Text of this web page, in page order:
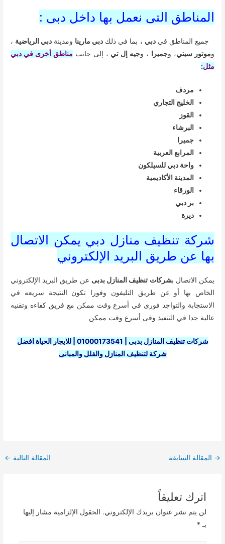
المناطق التى نعمل بها داخل دبى :
جميع المناطق فيدبي ، بما في ذلك دبي مارينا ومدينة دبي الرياضية ،
وموتور سيتي، وجميرا ، وجيه إل تي ، إلى جانب مناطق أخرى في دبي
مثل:
مردف
الخليج التجاري
القوز
البرشاء
جميرا
المرابع العربية
واحة دبي للسيلكون
المدينة الأكاديمية
الورقاء
بر دبي
ديرة
شركة تنظيف منازل دبي يمكن الاتصال
بها عن طريق البريد الإلكتروني
يمكن الاتصال بشركات تنظيف المنازل بدبى عن طريق البريد الإلكتروني
الخاص بها أو عن طريق التليفون وفورا تكون النتيجة سريعه في
الاستجابة والتواجد فورى في أسرع وقت ممكن مع فريق كفاءه وتقنيه
عالية جدا في التنفيذ وفى أسرع وقت ممكن
شركات تنظيف المنازل بدبى | 01000173541 | للايجار الحياة افضل
شركة لتنظيف المنازل والفلل والمبانى
Post
→ المقالة السابقة المقالة التالية ←
اترك تعليقاً
لن يتم نشر عنوان بريدك الإلكتروني. الحقول الإلزامية مشار إليها
بـ *